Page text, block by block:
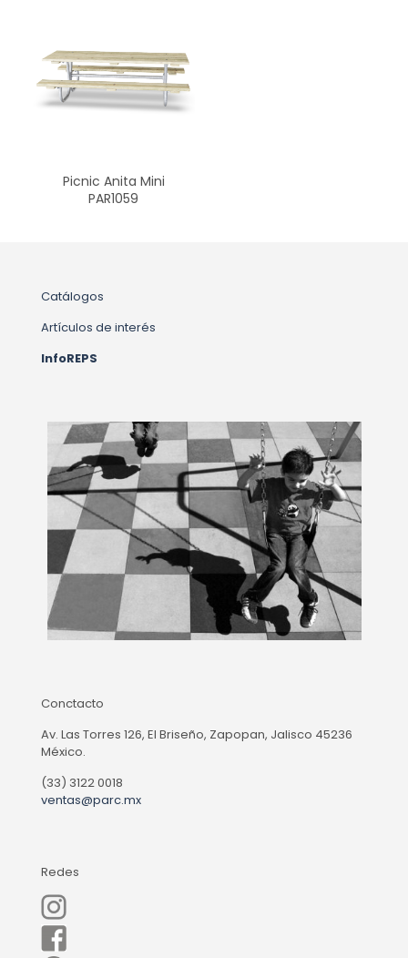
Picnic Anita Mini
PAR1059
Catálogos
Artículos de interés
InfoREPS
Conctacto
Av. Las Torres 126, El Briseño, Zapopan, Jalisco 45236
México.
(33) 3122 0018
ventas@parc.mx
Redes